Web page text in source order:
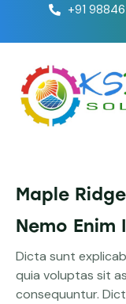
+91
Maple
Nemo Enim
Dicta sunt
quia voluptas sit
consequuntur.